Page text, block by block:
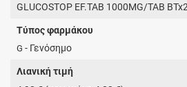
GLUCOSTOP EF.TAB 1000MG/TAB
Τύπος φαρμάκου
G - Γενόσημο
Λιανική τιμή